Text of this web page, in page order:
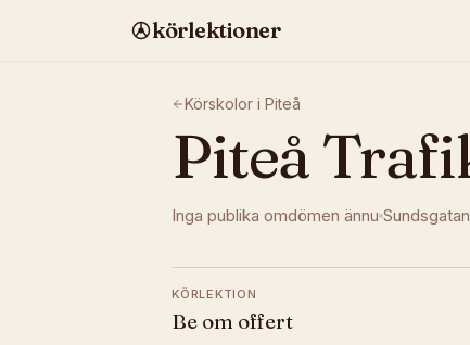
körlektioner
Körskolor i Piteå
Piteå
Inga publika omdömen ännu
KÖRLEKTION
Be om offert